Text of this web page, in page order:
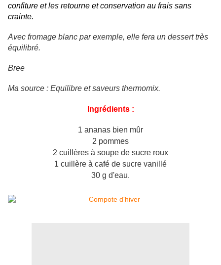
confiture et les retourne et conservation au frais sans
crainte.
Avec fromage blanc par exemple, elle fera un dessert très
équilibré.
Bree
Ma source : Equilibre et saveurs thermomix.
Ingrédients :
1 ananas bien mûr
2 pommes
2 cuillères à soupe de sucre roux
1 cuillère à café de sucre vanillé
30 g d'eau.